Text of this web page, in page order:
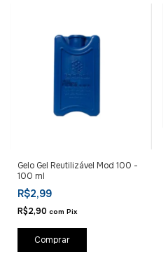
Gelo Gel Reutilizável Mod 100 -
100 ml
R$2,99
R$2,90 com Pix